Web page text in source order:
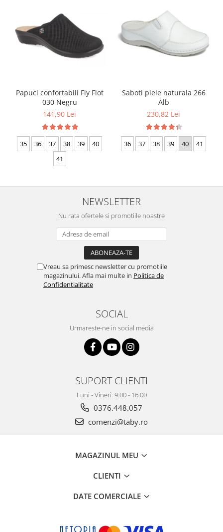
Papuci confortabili Fly Flot
030 Negru
141,90 Lei
35 36 37 38 39
40
41
Saboti piele naturala 266
Alb
230,82 Lei
36 37 38 39 40 41
NEWSLETTER
Nu rata ofertele si promotiile noastre
Vreau sa primesc newsletter cu promotiile
magazinului. Afla mai multe in Politica de
Confidentialitate
SOCIAL
Urmareste-ne in social media
SUPORT CLIENTI
Luni - Vineri: 9:00 - 16:00
0376.448.057
comenzi@taby.ro
MAGAZINUL MEU
CLIENTI
DATE COMERCIALE